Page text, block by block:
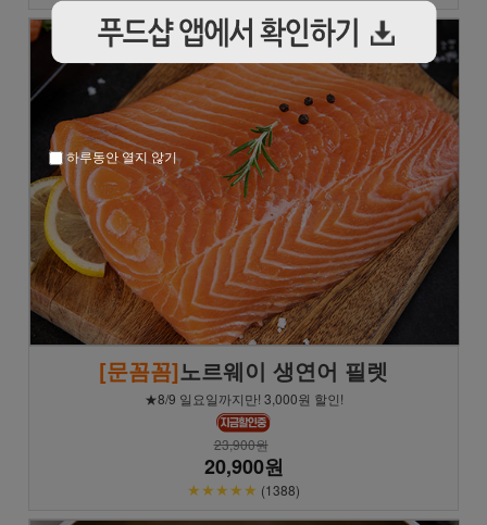
[문꼼꼼]노르웨이 생연어 필렛
★8/9 일요일까지만! 3,000원 할인!
23,900원
20,900원
★★★★★ (1388)
하루동안 열지 않기